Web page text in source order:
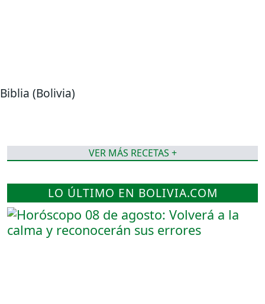
Biblia (Bolivia)
VER MÁS RECETAS +
LO ÚLTIMO EN BOLIVIA.COM